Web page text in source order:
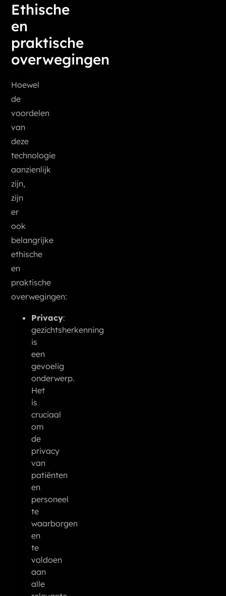
Ethische
en
praktische
overwegingen
Hoewel
de
voordelen
van
deze
technologie
aanzienlijk
zijn,
zijn
er
ook
belangrijke
ethische
en
praktische
overwegingen:
Privacy:
gezichtsherkenning
is
een
gevoelig
onderwerp.
Het
is
cruciaal
om
de
privacy
van
patiënten
en
personeel
te
waarborgen
en
te
voldoen
aan
alle